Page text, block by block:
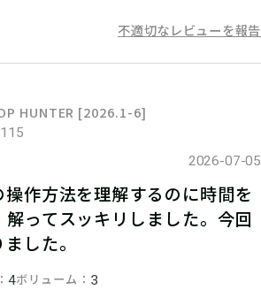
不適切なレビューを報告
HUNTER [2026.1-6]
2026-07-05
作方法を理解するのに時間を
ってスッキリしました。今回
した。
4ボリューム 3